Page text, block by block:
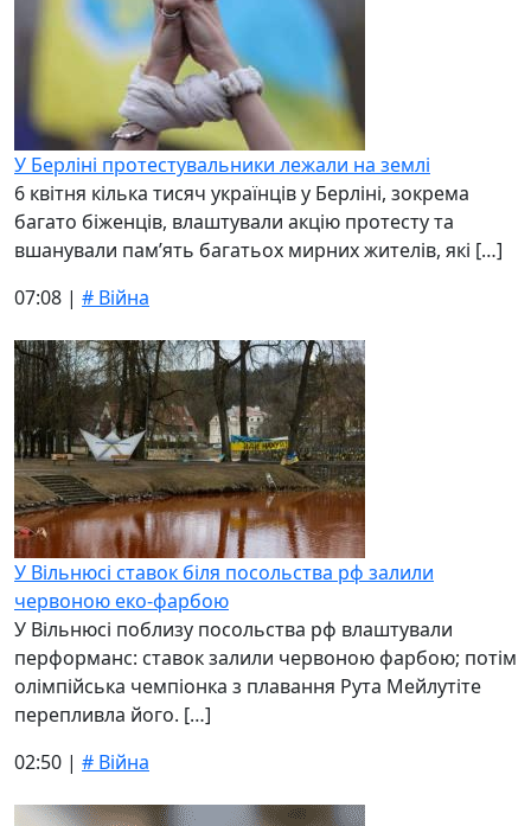
У Берліні протестувальники лежали на землі
6 квітня кілька тисяч українців у Берліні, зокрема
багато біженців, влаштували акцію протесту та
вшанували пам’ять багатьох мирних жителів, які […]
07:08 | # Війна
У Вільнюсі ставок біля посольства рф залили
червоною еко-фарбою
У Вільнюсі поблизу посольства рф влаштували
перформанс: ставок залили червоною фарбою; потім
олімпійська чемпіонка з плавання Рута Мейлутіте
перепливла його. […]
02:50 | # Війна